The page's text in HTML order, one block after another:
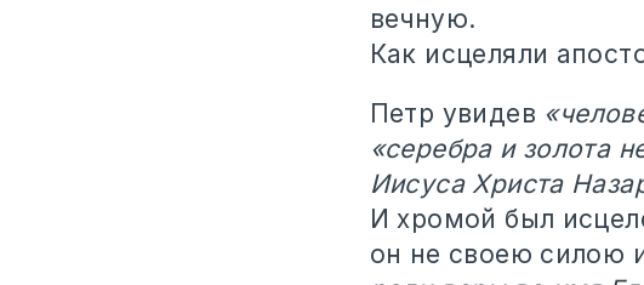
вечную.
Как исцеляли
Петр увидев
«серебра и золота
Иисуса Христа
И хромой был
он не своею силою